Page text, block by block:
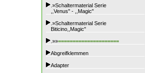
.»Schaltermaterial Serie
,,Venus" - ,,Magic"
.»Schaltermaterial Serie
Biticino,,Magic"
.»»=====================
Abgreifklemmen
Adapter